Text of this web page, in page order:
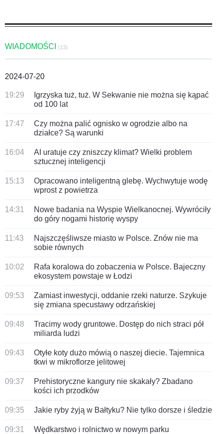
WIADOMOŚCI (13)
2024-07-20
19:29
Igrzyska tuż, tuż. W Sekwanie nie można się kąpać
od 100 lat
17:47
Czy można palić ognisko w ogrodzie albo na
działce? Są warunki
16:04
AI uratuje czy zniszczy klimat? Wielki problem
sztucznej inteligencji
15:13
Opracowano inteligentną glebę. Wychwytuje wodę
wprost z powietrza
14:31
Nowe badania na Wyspie Wielkanocnej. Wywróciły
do góry nogami historię wyspy
11:43
Najszczęśliwsze miasto w Polsce. Znów nie ma
sobie równych
10:02
Rafa koralowa do zobaczenia w Polsce. Bajeczny
ekosystem powstaje w Łodzi
09:53
Zamiast inwestycji, oddanie rzeki naturze. Szykuje
się zmiana specustawy odrzańskiej
09:48
Tracimy wody gruntowe. Dostęp do nich straci pół
miliarda ludzi
09:43
Otyłe koty dużo mówią o naszej diecie. Tajemnica
tkwi w mikroflorze jelitowej
09:37
Prehistoryczne kangury nie skakały? Zbadano
kości ich przodków
09:35 Jakie ryby żyją w Bałtyku? Nie tylko dorsze i śledzie
09:31
Wędkarstwo i rolnictwo w nowym parku